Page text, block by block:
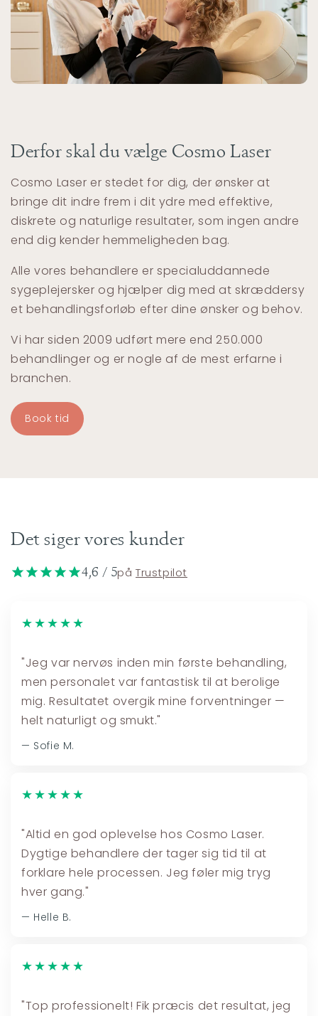
Derfor skal du vælge Cosmo Laser
Cosmo Laser er stedet for dig, der ønsker at
bringe dit indre frem i dit ydre med effektive,
diskrete og naturlige resultater, som ingen andre
end dig kender hemmeligheden bag.
Alle vores behandlere er specialuddannede
sygeplejersker og hjælper dig med at skræddersy
et behandlingsforløb efter dine ønsker og behov.
Vi har siden 2009 udført mere end 250.000
behandlinger og er nogle af de mest erfarne i
branchen.
Book tid
Det siger vores kunder
4,6 / 5påTrustpilot
★★★★★
"Jeg var nervøs inden min første behandling,
men personalet var fantastisk til at berolige
mig. Resultatet overgik mine forventninger —
helt naturligt og smukt."
— Sofie M.
★★★★★
"Altid en god oplevelse hos Cosmo Laser.
Dygtige behandlere der tager sig tid til at
forklare hele processen. Jeg føler mig tryg
hver gang."
— Helle B.
★★★★★
"Top professionelt! Fik præcis det resultat, jeg